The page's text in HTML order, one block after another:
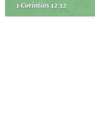
QUEM SOMOS